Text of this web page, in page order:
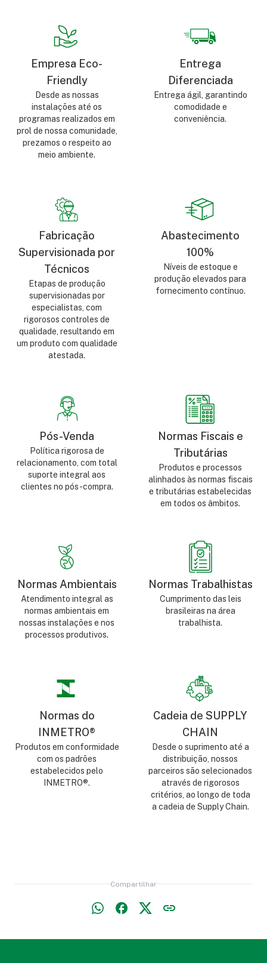
Empresa Eco-
Friendly
Desde as nossas
instalações até os
programas realizados em
prol de nossa comunidade,
prezamos o respeito ao
meio ambiente.
Entrega
Diferenciada
Entrega ágil, garantindo
comodidade e
conveniência.
Fabricação
Supervisionada por
Técnicos
Etapas de produção
supervisionadas por
especialistas, com
rigorosos controles de
qualidade, resultando em
um produto com qualidade
atestada.
Abastecimento
100%
Níveis de estoque e
produção elevados para
fornecimento contínuo.
Pós-Venda
Política rigorosa de
relacionamento, com total
suporte integral aos
clientes no pós-compra.
Normas Fiscais e
Tributárias
Produtos e processos
alinhados às normas fiscais
e tributárias estabelecidas
em todos os âmbitos.
Normas Ambientais
Atendimento integral as
normas ambientais em
nossas instalações e nos
processos produtivos.
Normas Trabalhistas
Cumprimento das leis
brasileiras na área
trabalhista.
Normas do
INMETRO®
Produtos em conformidade
com os padrões
estabelecidos pelo
INMETRO®.
Cadeia de SUPPLY
CHAIN
Desde o suprimento até a
distribuição, nossos
parceiros são selecionados
através de rigorosos
critérios, ao longo de toda
a cadeia de Supply Chain.
Compartilhar